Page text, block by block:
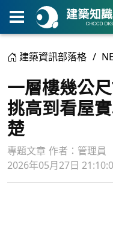
建築資訊部落格
一層樓幾公
挑高到看屋
楚
專題文章 作者： 管理員
2026年05月27日